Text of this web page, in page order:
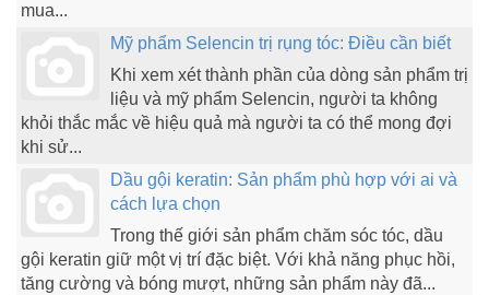
mua...
Mỹ phẩm Selencin trị rụng tóc: Điều cần biết
Khi xem xét thành phần của dòng sản phẩm trị
liệu và mỹ phẩm Selencin, người ta không
khỏi thắc mắc về hiệu quả mà người ta có thể mong đợi
khi sử...
Dầu gội keratin: Sản phẩm phù hợp với ai và
cách lựa chọn
Trong thế giới sản phẩm chăm sóc tóc, dầu
gội keratin giữ một vị trí đặc biệt. Với khả năng phục hồi,
tăng cường và bóng mượt, những sản phẩm này đã...